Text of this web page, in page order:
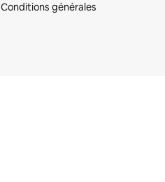
Conditions générales